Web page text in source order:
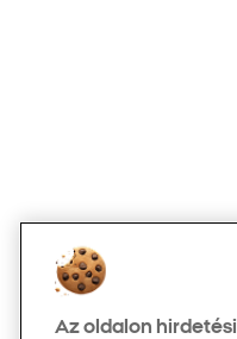
Az oldalon